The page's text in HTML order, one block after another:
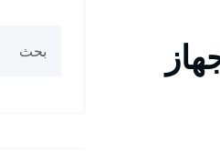
/ 65651441 / جهاز